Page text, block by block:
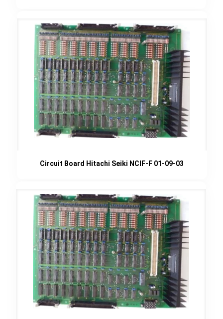
Circuit Board Hitachi Seiki NCIF-F 01-09-03